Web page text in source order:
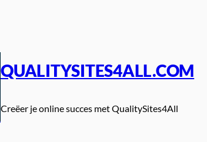
QUALITYSITES4ALL.COM
Creëer je online succes met QualitySites4All